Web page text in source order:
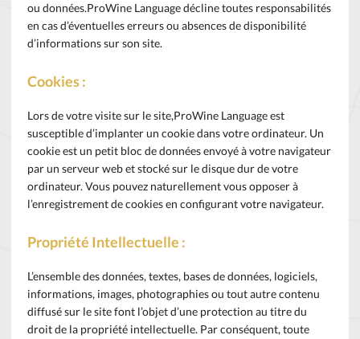
ou données.ProWine Language décline toutes responsabilités
en cas d’éventuelles erreurs ou absences de disponibilité
d’informations sur son site.
Cookies :
Lors de votre visite sur le site,ProWine Language est
susceptible d’implanter un cookie dans votre ordinateur. Un
cookie est un petit bloc de données envoyé à votre navigateur
par un serveur web et stocké sur le disque dur de votre
ordinateur. Vous pouvez naturellement vous opposer à
l’enregistrement de cookies en configurant votre navigateur.
Propriété Intellectuelle :
L’ensemble des données, textes, bases de données, logiciels,
informations, images, photographies ou tout autre contenu
diffusé sur le site font l’objet d’une protection au titre du
droit de la propriété intellectuelle. Par conséquent, toute